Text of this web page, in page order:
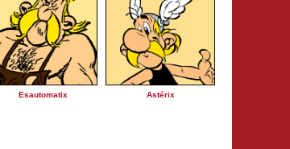
Esautomatix Astérix